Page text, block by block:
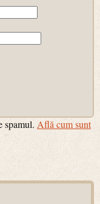
spamul. Află cum sunt